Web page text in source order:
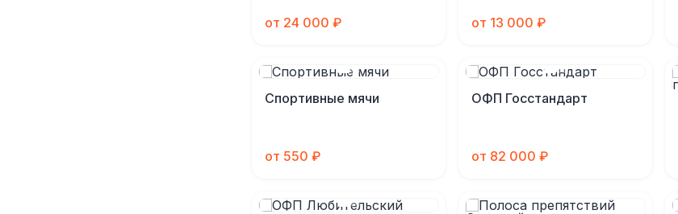
от 24 000 ₽ от 13 000 ₽
Спортивные мячи
от 550 ₽
ОФП Госстандарт
от 82 000 ₽